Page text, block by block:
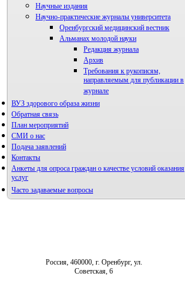
Научные издания
Научно-практические журналы университета
Оренбургский медицинский вестник
Правила направления,
Альманах молодой науки
Редакция журнала
Архив
Требования к рукописям,
направляемым для публикации в
журнале
ВУЗ здорового образа жизни
Фотогалерея
Обратная связь
План мероприятий
СМИ о нас
Подача заявлений
Контакты
Анкеты для опроса граждан о качестве условий оказания
услуг
Часто задаваемые вопросы
Россия, 460000, г. Оренбург, ул.
Советская, 6